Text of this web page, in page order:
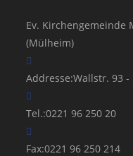
Ev. Kirchengemeinde
(Mülheim)
Addresse:Wallstr. 93 -
Tel.:0221 96 250 20
Fax:0221 96 250 214